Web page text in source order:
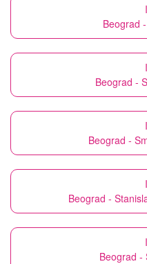
Beograd
Beograd -
Beograd -
Beograd -
Beograd -